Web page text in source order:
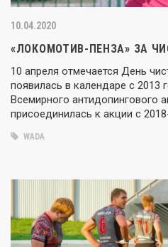
10.04.2020
«ЛОКОМОТИВ-ПЕНЗА» ЗА
10 апреля отмечается День
появилась в календаре с 2013
Всемирного антидопингового
присоединилась к акции с
WADA